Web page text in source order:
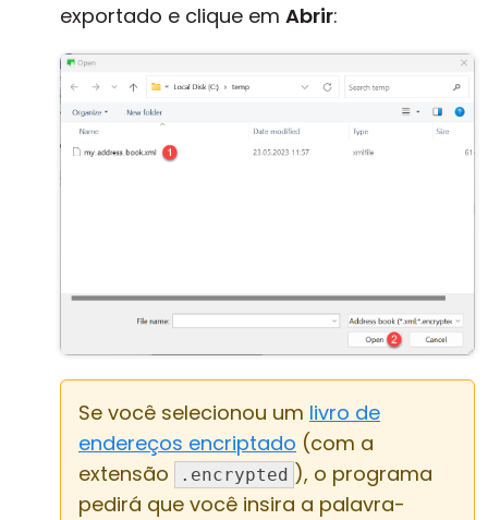
exportado e clique em Abrir:
Se você selecionou um livro de
endereços encriptado (com a
extensão
.encrypted ), o programa
pedirá que você insira a palavra-